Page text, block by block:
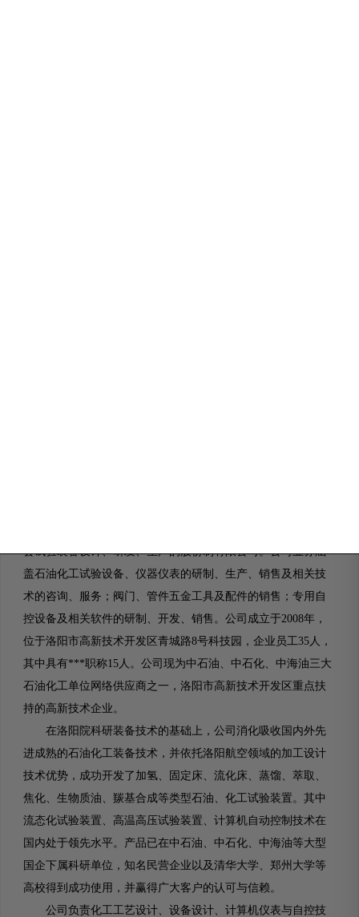
套试验装备设计、研发、生产的股份制有限公司。公司业务涵
盖石油化工试验设备、仪器仪表的研制、生产、销售及相关技
术的咨询、服务；阀门、管件五金工具及配件的销售；专用自
控设备及相关软件的研制、开发、销售。公司成立于2008年，
位于洛阳市高新技术开发区青城路8号科技园，企业员工35人，
其中具有***职称15人。公司现为中石油、中石化、中海油三大
石油化工单位网络供应商之一，洛阳市高新技术开发区重点扶
持的高新技术企业。
在洛阳院科研装备技术的基础上，公司消化吸收国内外先
进成熟的石油化工装备技术，并依托洛阳航空领域的加工设计
技术优势，成功开发了加氢、固定床、流化床、蒸馏、萃取、
焦化、生物质油、羰基合成等类型石油、化工试验装置。其中
流态化试验装置、高温高压试验装置、计算机自动控制技术在
国内处于领先水平。产品已在中石油、中石化、中海油等大型
国企下属科研单位，知名民营企业以及清华大学、郑州大学等
高校得到成功使用，并赢得广大客户的认可与信赖。
公司负责化工工艺设计、设备设计、计算机仪表与自控技